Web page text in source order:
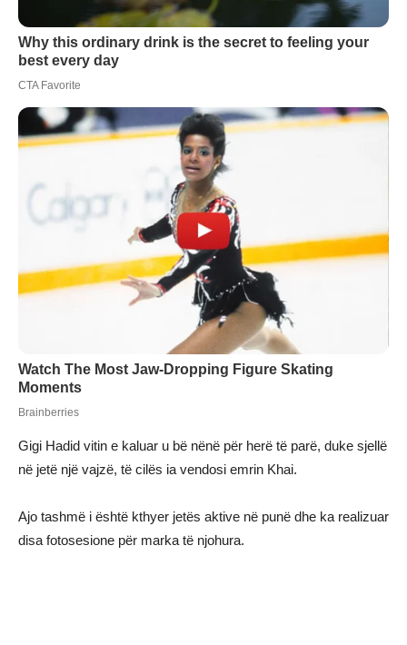
Gigi Hadid vitin e kaluar u bë nënë për herë të parë, duke sjellë
në jetë një vajzë, të cilës ia vendosi emrin Khai.
Ajo tashmë i është kthyer jetës aktive në punë dhe ka realizuar
disa fotosesione për marka të njohura.